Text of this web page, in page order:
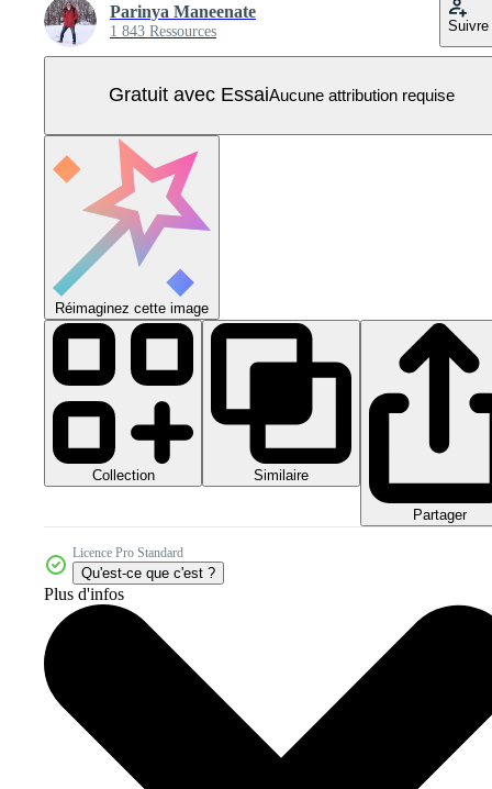
Parinya Maneenate
1 843 Ressources Suivre
Gratuit avec EssaiAucune attribution requise
Réimaginez cette image
Collection Similaire
Partager
Licence Pro Standard
Qu'est-ce que c'est ?
Plus d'infos